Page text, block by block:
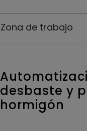
Zona de trabajo
desbaste y
hormigón